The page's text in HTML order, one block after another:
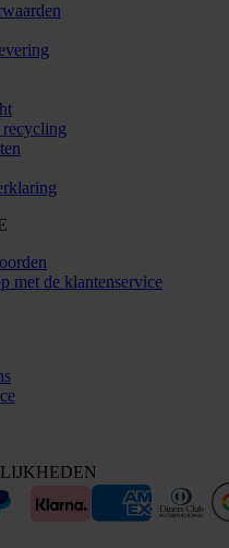
met de klantenservice